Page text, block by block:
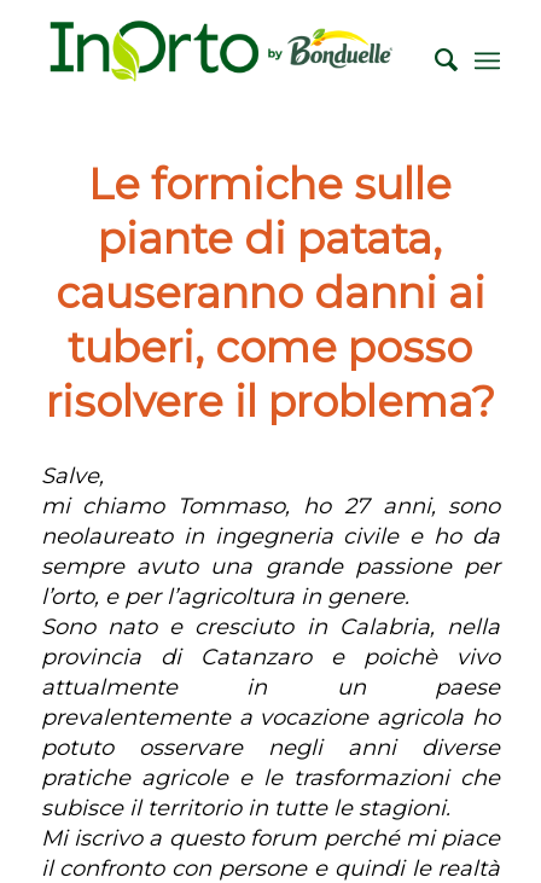
Le formiche sulle
piante di patata,
causeranno danni ai
tuberi, come posso
risolvere il problema?
Salve,
mi chiamo Tommaso, ho 27 anni, sono
neolaureato in ingegneria civile e ho da
sempre avuto una grande passione per
l’orto, e per l’agricoltura in genere.
Sono nato e cresciuto in Calabria, nella
provincia di Catanzaro e poichè vivo
attualmente in un paese
prevalentemente a vocazione agricola ho
potuto osservare negli anni diverse
pratiche agricole e le trasformazioni che
subisce il territorio in tutte le stagioni.
Mi iscrivo a questo forum perché mi piace
il confronto con persone e quindi le realtà